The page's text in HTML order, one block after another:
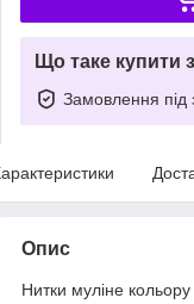
Що таке купити
Замовлення під
Опис
Нитки муліне